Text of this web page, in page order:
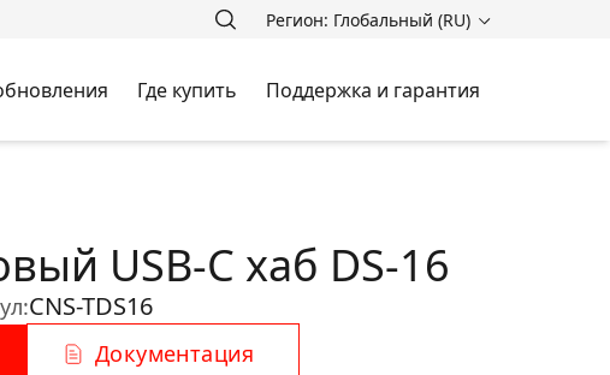
Регион: Глобальный (RU)
Где купить Поддержка и гарантия
USB-C хаб DS-16
CNS-TDS16
Документация